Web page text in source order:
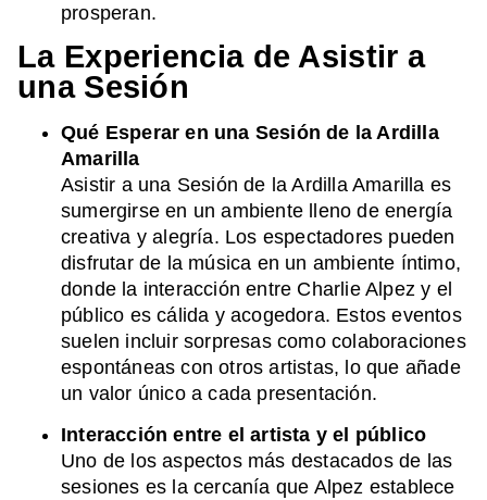
prosperan.
La Experiencia de Asistir a
una Sesión
Qué Esperar en una Sesión de la Ardilla
Amarilla
Asistir a una Sesión de la Ardilla Amarilla es
sumergirse en un ambiente lleno de energía
creativa y alegría. Los espectadores pueden
disfrutar de la música en un ambiente íntimo,
donde la interacción entre Charlie Alpez y el
público es cálida y acogedora. Estos eventos
suelen incluir sorpresas como colaboraciones
espontáneas con otros artistas, lo que añade
un valor único a cada presentación.
Interacción entre el artista y el público
Uno de los aspectos más destacados de las
sesiones es la cercanía que Alpez establece